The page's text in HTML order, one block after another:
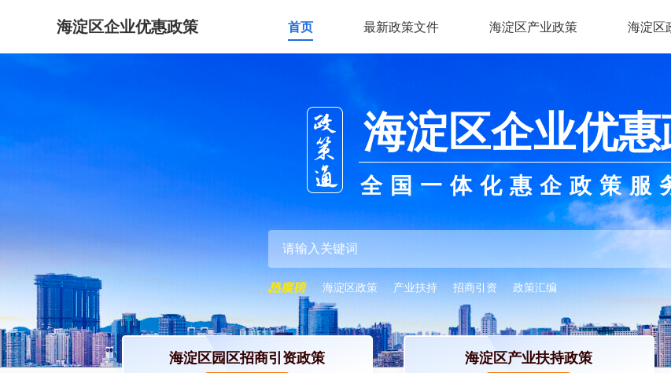
海淀区企业优惠政策 首页 最新政策文件 海淀区产业政策 海淀区
海淀区企业优
全国一体化惠企政策服
海淀区政策 产业扶持 招商引资 政策汇编
海淀区园区招商引资政策 海淀区产业扶持政策